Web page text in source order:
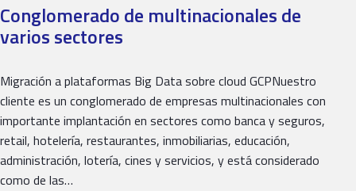
Conglomerado de multinacionales de
varios sectores
Migración a plataformas Big Data sobre cloud GCPNuestro
cliente es un conglomerado de empresas multinacionales con
importante implantación en sectores como banca y seguros,
retail, hotelería, restaurantes, inmobiliarias, educación,
administración, lotería, cines y servicios, y está considerado
como de las…